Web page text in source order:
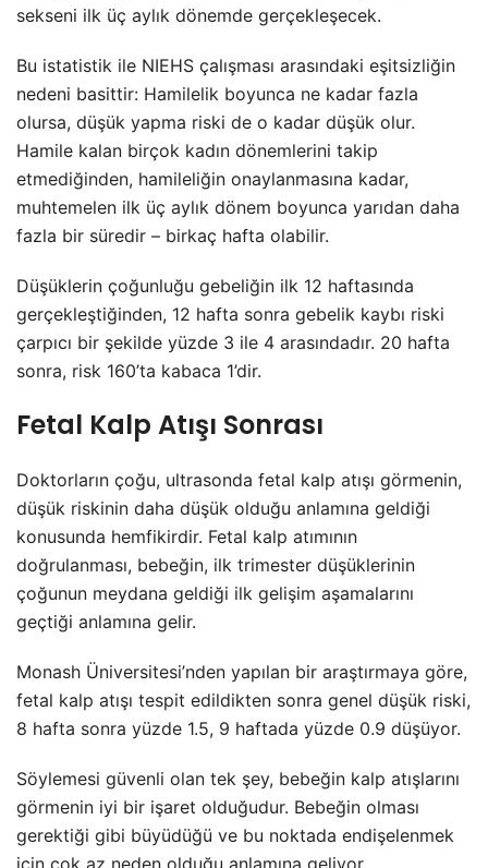
sekseni ilk üç aylık dönemde gerçekleşecek.
Bu istatistik ile NIEHS çalışması arasındaki eşitsizliğin
nedeni basittir: Hamilelik boyunca ne kadar fazla
olursa, düşük yapma riski de o kadar düşük olur.
Hamile kalan birçok kadın dönemlerini takip
etmediğinden, hamileliğin onaylanmasına kadar,
muhtemelen ilk üç aylık dönem boyunca yarıdan daha
fazla bir süredir – birkaç hafta olabilir.
Düşüklerin çoğunluğu gebeliğin ilk 12 haftasında
gerçekleştiğinden, 12 hafta sonra gebelik kaybı riski
çarpıcı bir şekilde yüzde 3 ile 4 arasındadır. 20 hafta
sonra, risk 160’ta kabaca 1’dir.
Fetal Kalp Atışı Sonrası
Doktorların çoğu, ultrasonda fetal kalp atışı görmenin,
düşük riskinin daha düşük olduğu anlamına geldiği
konusunda hemfikirdir. Fetal kalp atımının
doğrulanması, bebeğin, ilk trimester düşüklerinin
çoğunun meydana geldiği ilk gelişim aşamalarını
geçtiği anlamına gelir.
Monash Üniversitesi’nden yapılan bir araştırmaya göre,
fetal kalp atışı tespit edildikten sonra genel düşük riski,
8 hafta sonra yüzde 1.5, 9 haftada yüzde 0.9 düşüyor.
Söylemesi güvenli olan tek şey, bebeğin kalp atışlarını
görmenin iyi bir işaret olduğudur. Bebeğin olması
gerektiği gibi büyüdüğü ve bu noktada endişelenmek
için çok az neden olduğu anlamına geliyor.